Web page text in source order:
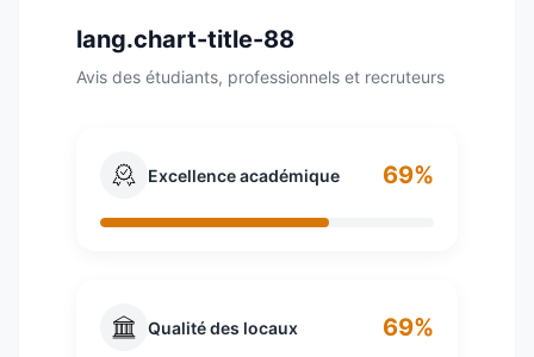
des diplômes reconnus par l’État. Elle forme ses
étudiants de BTS à BAC +5 en Cybersécurité,
Réseau, Développement, Data & IA
lang.chart-title-88
Avis des étudiants, professionnels et recruteurs
Excellence académique 69%
Qualité des locaux 69%